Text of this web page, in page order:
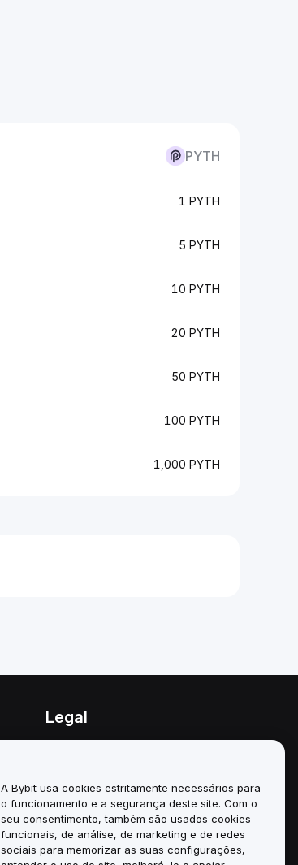
PYTH
1 PYTH
5 PYTH
10 PYTH
20 PYTH
50 PYTH
100 PYTH
1,000 PYTH
Legal
Resumo da Política de
Custódia e Administração
Informação ESG
A Bybit usa cookies estritamente necessários para
o funcionamento e a segurança deste site. Com o
seu consentimento, também são usados cookies
funcionais, de análise, de marketing e de redes
sociais para memorizar as suas configurações,